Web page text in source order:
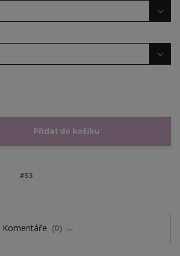
Přidat do košíku
#53
Komentáře 0